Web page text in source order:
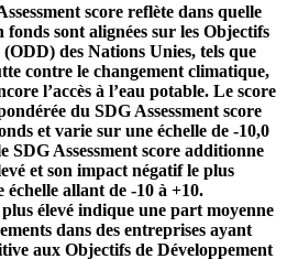
score reflète dans quelle
fonds sont alignées sur les Objectifs
des Nations Unies, tels que
contre le changement climatique,
l’accès à l’eau potable. Le score
du SDG Assessment score
et varie sur une échelle de -10,0
SDG Assessment score additionne
et son impact négatif le plus
allant de -10 à +10.
élevé indique une part moyenne
dans des entreprises ayant
aux Objectifs de Développement